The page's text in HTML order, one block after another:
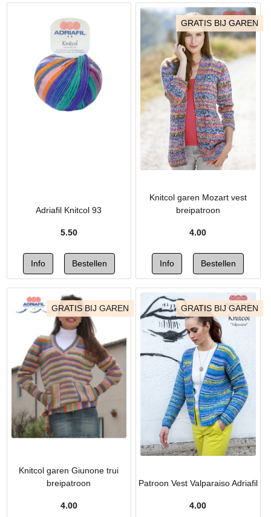
Adriafil Knitcol 93
5.50
GRATIS BIJ GAREN
Knitcol garen Mozart vest
breipatroon
4.00
GRATIS BIJ GAREN
Knitcol garen Giunone trui
breipatroon
4.00
GRATIS BIJ GAREN
Patroon Vest Valparaiso Adriafil
4.00